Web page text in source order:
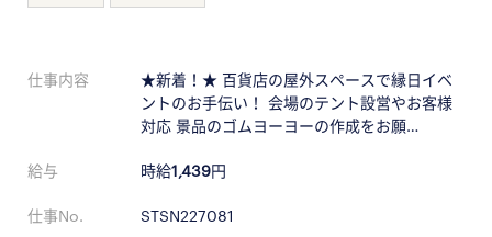
仕事内容
★新着！★ 百貨店の屋外スペースで縁日イベ
ントのお手伝い！ 会場のテント設営やお客様
対応 景品のゴムヨーヨーの作成をお願…
給与 時給1,439円
仕事No. STSN227081